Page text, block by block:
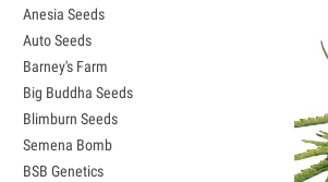
Rare Dankness (3)
Reggae Seeds
Resin Seeds
Ripper Seeds (16)
Sagarmatha Seeds
Semena Gelato
Semena Sour Diesel
Semena Jack Herer
Semena Girl Scout Cookies (GSC)
Semena Wedding Cake
Semena Zkittlez
Semena Pineapple Express
Anesia Seeds
Auto Seeds
Barney's Farm
Big Buddha Seeds
Blimburn Seeds
Semena Bomb
BSB Genetics